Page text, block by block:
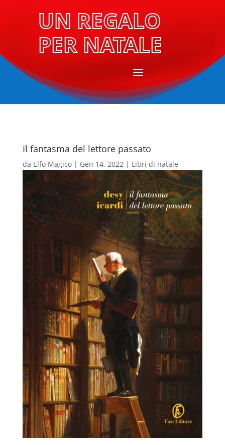
UN REGALO
PER NATALE
Il fantasma del lettore passato
da Elfo Magico| Gen 14, 2022| Libri di natale